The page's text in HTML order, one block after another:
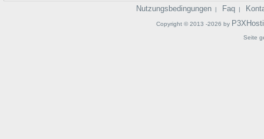
Nutzungsbedingungen | Faq |
Copyright © 2013 -2026 by
Seite